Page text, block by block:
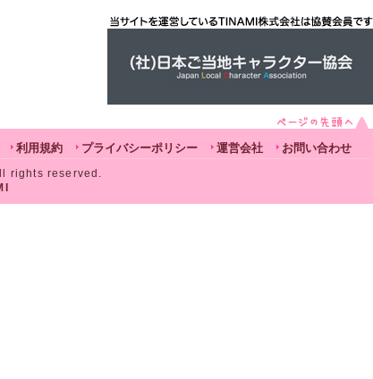
利用規約 プライバシーポリシー 運営会社 お問い合わせ
rights reserved.